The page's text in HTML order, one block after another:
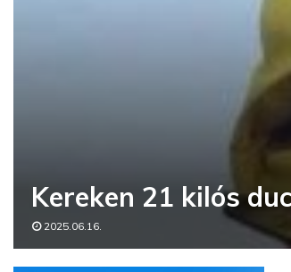
Kereken 21 kilós
2025.06.16.